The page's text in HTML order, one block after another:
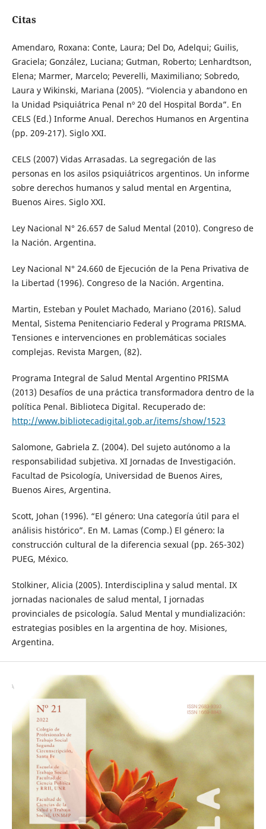
Citas
Amendaro, Roxana: Conte, Laura; Del Do, Adelqui; Guilis,
Graciela; González, Luciana; Gutman, Roberto; Lenhardtson,
Elena; Marmer, Marcelo; Peverelli, Maximiliano; Sobredo,
Laura y Wikinski, Mariana (2005). “Violencia y abandono en
la Unidad Psiquiátrica Penal nº 20 del Hospital Borda”. En
CELS (Ed.) Informe Anual. Derechos Humanos en Argentina
(pp. 209-217). Siglo XXI.
CELS (2007) Vidas Arrasadas. La segregación de las
personas en los asilos psiquiátricos argentinos. Un informe
sobre derechos humanos y salud mental en Argentina,
Buenos Aires. Siglo XXI.
Ley Nacional N° 26.657 de Salud Mental (2010). Congreso de
la Nación. Argentina.
Ley Nacional N° 24.660 de Ejecución de la Pena Privativa de
la Libertad (1996). Congreso de la Nación. Argentina.
Martin, Esteban y Poulet Machado, Mariano (2016). Salud
Mental, Sistema Penitenciario Federal y Programa PRISMA.
Tensiones e intervenciones en problemáticas sociales
complejas. Revista Margen, (82).
Programa Integral de Salud Mental Argentino PRISMA
(2013) Desafíos de una práctica transformadora dentro de la
política Penal. Biblioteca Digital. Recuperado de:
http://www.bibliotecadigital.gob.ar/items/show/1523
Salomone, Gabriela Z. (2004). Del sujeto autónomo a la
responsabilidad subjetiva. XI Jornadas de Investigación.
Facultad de Psicología, Universidad de Buenos Aires,
Buenos Aires, Argentina.
Scott, Johan (1996). “El género: Una categoría útil para el
análisis histórico”. En M. Lamas (Comp.) El género: la
construcción cultural de la diferencia sexual (pp. 265-302)
PUEG, México.
Stolkiner, Alicia (2005). Interdisciplina y salud mental. IX
jornadas nacionales de salud mental, I jornadas
provinciales de psicología. Salud Mental y mundialización:
estrategias posibles en la argentina de hoy. Misiones,
Argentina.